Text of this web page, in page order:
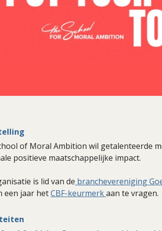
of Moral Ambition wil getalenteerde
positieve maatschappelijke impact.
is lid van de branchevereniging
een jaar hetCBF-keurmerkaan te vragen.